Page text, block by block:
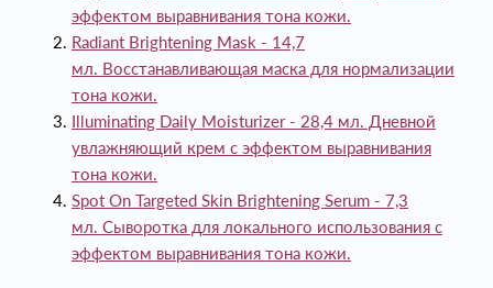
эффектом выравнивания тона кожи.
Radiant Brightening Mask - 14,7
мл. Восстанавливающая маска для нормализации
тона кожи.
Illuminating Daily Moisturizer- 28,4 мл. Дневной
увлажняющий крем с эффектом выравнивания
тона кожи.
Spot On Targeted Skin Brightening Serum - 7,3
мл. Сыворотка для локального использования с
эффектом выравнивания тона кожи.